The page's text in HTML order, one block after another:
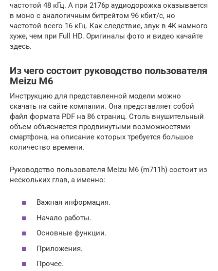
частотой 48 кГц. А при 2176p аудиодорожка оказывается
в моно с аналогичным битрейтом 96 кбит/с, но
частотой всего 16 кГц. Как следствие, звук в 4K намного
хуже, чем при Full HD. Оригиналы фото и видео качайте
здесь.
Из чего состоит руководство пользователя
Meizu M6
Инструкцию для представленной модели можно
скачать на сайте компании. Она представляет собой
файл формата PDF на 86 страниц. Столь внушительный
объем объясняется продвинутыми возможностями
смартфона, на описание которых требуется большое
количество времени.
Руководство пользователя Meizu M6 (m711h) состоит из
нескольких глав, а именно:
Важная информация.
Начало работы.
Основные функции.
Приложения.
Прочее.